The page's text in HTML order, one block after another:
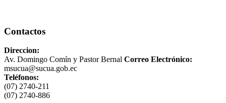
Contactos
Direccion:
Av. Domingo Comín y Pastor Bernal Correo Electrónico:
msucua@sucua.gob.ec
Teléfonos:
(07) 2740-211
(07) 2740-886